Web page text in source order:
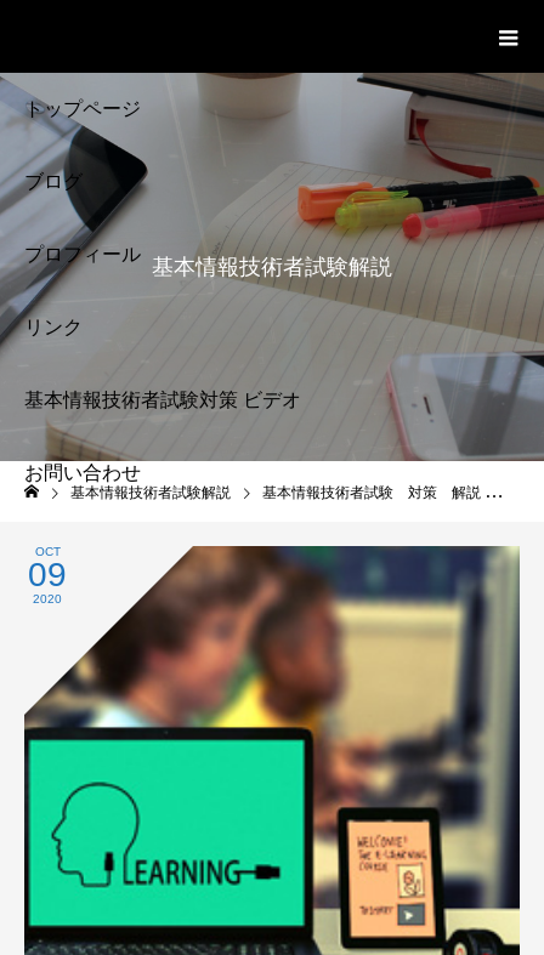
トップページ
ブログ
プロフィール
リンク
基本情報技術者試験対策 ビデオ
お問い合わせ
プライバシーポリシー
基本情報技術者試験
解説
基本情報技術者試験解説
基本情報技術者試験解説 基本情報技術者試験 対策 解説
OCT
09
2020